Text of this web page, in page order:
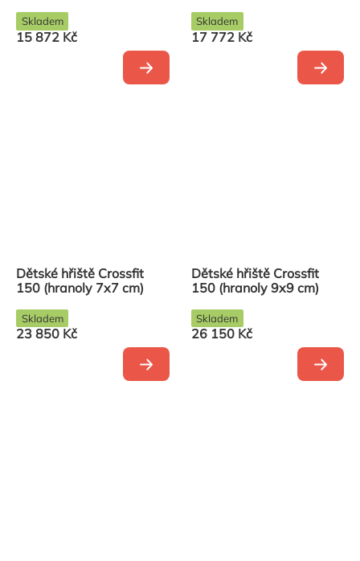
15 872 Kč
Skladem
17 772 Kč
Skladem
Dětské hřiště Crossfit
150 (hranoly 7x7 cm)
23 850 Kč
Skladem
Dětské hřiště Crossfit
150 (hranoly 9x9 cm)
26 150 Kč
Skladem